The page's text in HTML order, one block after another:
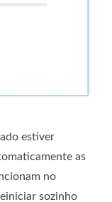
estiver
as
no
sozinho